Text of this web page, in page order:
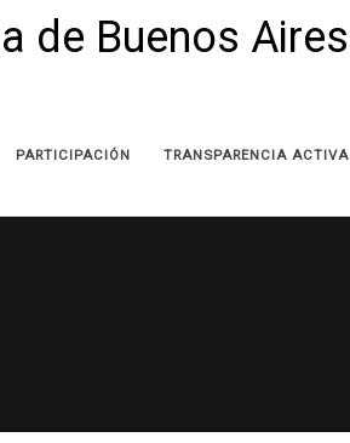
PARTICIPACIÓN TRANSPARENCIA ACTIVA